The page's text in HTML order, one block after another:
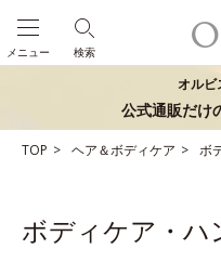
検索
メニュー
オルビ
公式通販だけ
TOP ヘア＆ボディケア ボ
ボディケア・ハ